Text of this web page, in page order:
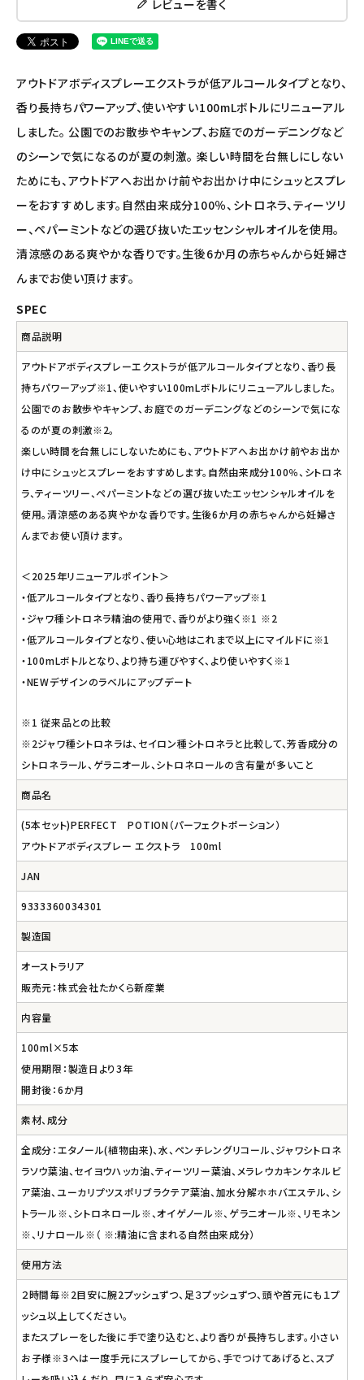
アルマウィン
コラム・スタッフのおすすめ
ご利用ガイド等
アカウント情報
ようこそ ゲスト 様
meeting_room ログイン person 会員登録
レビューを書く
アウトドアボディスプレーエクストラが低アルコールタイプとなり、
香り長持ちパワーアップ、使いやすい100mLボトルにリニューアル
しました。 公園でのお散歩やキャンプ、お庭でのガーデニングなど
のシーンで気になるのが夏の刺激。 楽しい時間を台無しにしない
ためにも、アウトドアへお出かけ前やお出かけ中にシュッとスプレ
ーをおすすめします。自然由来成分100％、シトロネラ、ティーツリ
ー、ペパーミントなどの選び抜いたエッセンシャルオイルを使用。
清涼感のある爽やかな香りです。生後6か月の赤ちゃんから妊婦さ
んまでお使い頂けます。
SPEC
商品説明
アウトドアボディスプレーエクストラが低アルコールタイプとなり、香り長
持ちパワーアップ※1、使いやすい100mLボトルにリニューアルしました。
公園でのお散歩やキャンプ、お庭でのガーデニングなどのシーンで気にな
るのが夏の刺激※2。
楽しい時間を台無しにしないためにも、アウトドアへお出かけ前やお出か
け中にシュッとスプレーをおすすめします。自然由来成分100％、シトロネ
ラ、ティーツリー、ペパーミントなどの選び抜いたエッセンシャルオイルを
使用。清涼感のある爽やかな香りです。生後6か月の赤ちゃんから妊婦さ
んまでお使い頂けます。
＜2025年リニューアルポイント＞
・低アルコールタイプとなり、香り長持ちパワーアップ※1
・ジャワ種シトロネラ精油の使用で、香りがより強く※1 ※2
・低アルコールタイプとなり、使い心地はこれまで以上にマイルドに※1
・100mLボトルとなり、より持ち運びやすく、より使いやすく※1
・NEWデザインのラベルにアップデート
※1 従来品との比較
※2ジャワ種シトロネラは、セイロン種シトロネラと比較して、芳香成分の
シトロネラール、ゲラニオール、シトロネロールの含有量が多いこと
商品名
(5本セット)PERFECT POTION（パーフェクトポーション）
アウトドアボディスプレー エクストラ 100ml
JAN
9333360034301
製造国
オーストラリア
販売元：株式会社たかくら新産業
内容量
100ml×5本
使用期限：製造日より3年
開封後：6か月
素材、成分
全成分：エタノール(植物由来)、水、ペンチレングリコール、ジャワシトロネ
ラソウ葉油、セイヨウハッカ油、ティーツリー葉油、メラレウカキンケネルビ
ア葉油、ユーカリプツスポリブラクテア葉油、加水分解ホホバエステル、シ
トラール※、シトロネロール※、オイゲノール※、ゲラニオール※、リモネン
※、リナロール※（ ※:精油に含まれる自然由来成分）
使用方法
２時間毎※2目安に腕2プッシュずつ、足３プッシュずつ、頭や首元にも１プ
ッシュ以上してください。
またスプレーをした後に手で塗り込むと、より香りが長持ちします。小さい
お子様※3へは一度手元にスプレーしてから、手でつけてあげると、スプ